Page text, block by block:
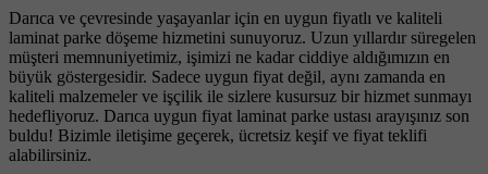
Darıca ve çevresinde yaşayanlar için en uygun fiyatlı ve kaliteli
laminat parke döşeme hizmetini sunuyoruz. Uzun yıllardır süregelen
müşteri memnuniyetimiz, işimizi ne kadar ciddiye aldığımızın en
büyük göstergesidir. Sadece uygun fiyat değil, aynı zamanda en
kaliteli malzemeler ve işçilik ile sizlere kusursuz bir hizmet sunmayı
hedefliyoruz. Darıca uygun fiyat laminat parke ustası arayışınız son
buldu! Bizimle iletişime geçerek, ücretsiz keşif ve fiyat teklifi
alabilirsiniz.